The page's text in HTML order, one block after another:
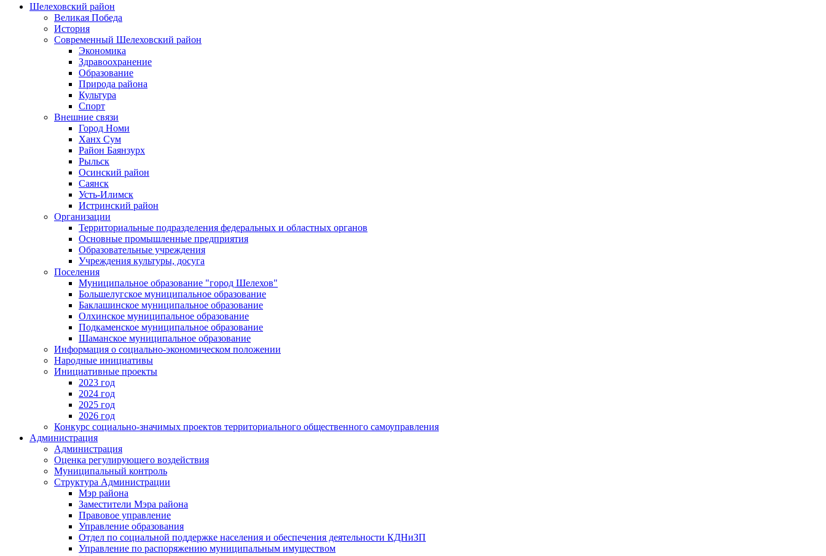
Шелеховский район
Великая Победа
История
Современный Шелеховский район
Экономика
Здравоохранение
Образование
Природа района
Культура
Спорт
Внешние связи
Город Номи
Ханх Сум
Район Баянзурх
Рыльск
Осинский район
Саянск
Усть-Илимск
Истринский район
Организации
Территориальные подразделения федеральных и областных органов
Основные промышленные предприятия
Образовательные учреждения
Учреждения культуры, досуга
Поселения
Муниципальное образование "город Шелехов"
Большелугское муниципальное образование
Баклашинское муниципальное образование
Олхинское муниципальное образование
Подкаменское муниципальное образование
Шаманское муниципальное образование
Информация о социально-экономическом положении
Народные инициативы
Инициативные проекты
2023 год
2024 год
2025 год
2026 год
Конкурс социально-значимых проектов территориального общественного самоуправления
Администрация
Администрация
Оценка регулирующего воздействия
Муниципальный контроль
Структура Администрации
Мэр района
Заместители Мэра района
Правовое управление
Управление образования
Отдел по социальной поддержке населения и обеспечения деятельности КДНиЗП
Управление по распоряжению муниципальным имуществом